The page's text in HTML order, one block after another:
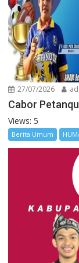
27/07/2026
Cabor
Views: 5
Berita Umum